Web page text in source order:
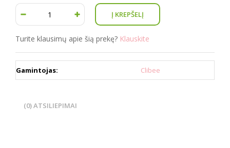
Turite klausimų apie šią prekę? Klauskite
Gamintojas: Clibee
(0) ATSILIEPIMAI